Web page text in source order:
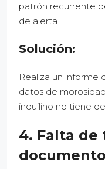
patrón recurrente
de alerta.
Solución:
Realiza un informe
datos de
inquilino no tiene
4. Falta de